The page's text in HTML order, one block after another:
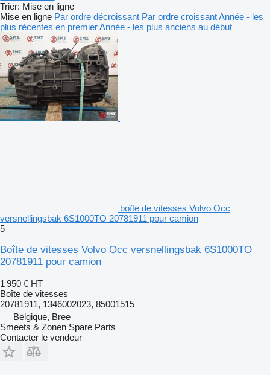
Trier: Mise en ligne
Mise en ligne Par ordre décroissant Par ordre croissantAnnée - les
plus récentes en premierAnnée - les plus anciens au début
boîte de vitesses Volvo Occ
versnellingsbak 6S1000TO 20781911 pour camion
5
Boîte de vitesses Volvo Occ versnellingsbak 6S1000TO
20781911 pour camion
1 950 € HT
Boîte de vitesses
20781911, 1346002023, 85001515
Belgique, Bree
Smeets & Zonen Spare Parts
Contacter le vendeur